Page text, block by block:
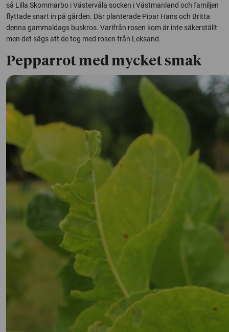
så Lilla Skommarbo i Västervåla socken i Västmanland och familjen
flyttade snart in på gården. Där planterade Pipar Hans och Britta
denna gammaldags buskros. Varifrån rosen kom är inte säkerställt
men det sägs att de tog med rosen från Leksand.
Pepparrot med mycket smak